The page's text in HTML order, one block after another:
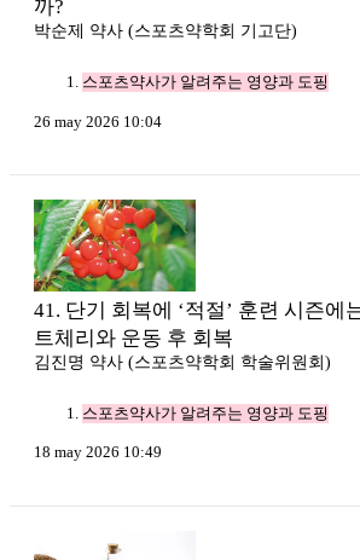
까?
박순제 약사 (스포츠약학회 기고단)
스포츠약사가 알려주는 영양과 도핑
26 may 2026 10:04
41. 단기 회복에 ‘적절’ 훈련 시즌에
트체리와 운동 후 회복
김진명 약사 (스포츠약학회 학술위원회)
스포츠약사가 알려주는 영양과 도핑
18 may 2026 10:49